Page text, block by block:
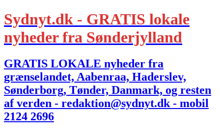
Sydnyt.dk - GRATIS lokale
nyheder fra Sønderjylland
GRATIS LOKALE nyheder fra
grænselandet, Aabenraa, Haderslev,
Sønderborg, Tønder, Danmark, og resten
af verden - redaktion@sydnyt.dk - mobil
2124 2696